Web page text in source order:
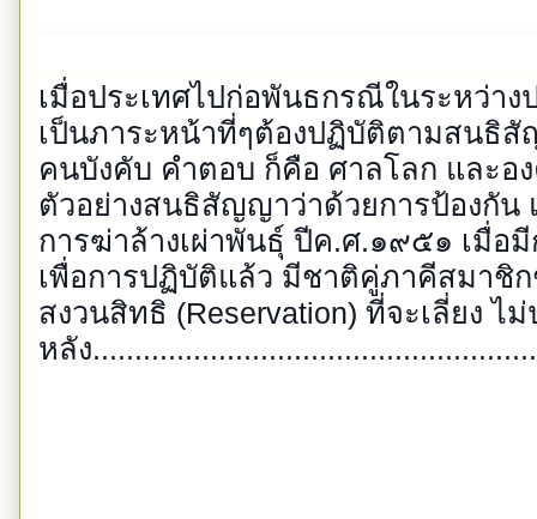
เมื่อประเทศไปก่อพันธกรณีในระหว่า
เป็นภาระหน้าที่ๆต้องปฏิบัติตามสนธิ
คนบังคับ คำตอบ ก็คือ ศาลโลก และอ
ตัวอย่างสนธิสัญญาว่าด้วยการป้องกัน
การฆ่าล้างเผ่าพันธุ์ ปีค.ศ.๑๙๕๑ เมื่อ
เพื่อการปฏิบัติแล้ว มีชาติคู่ภาคีสมาชิ
สงวนสิทธิ (Reservation) ที่จะเลี่ยง
หลัง